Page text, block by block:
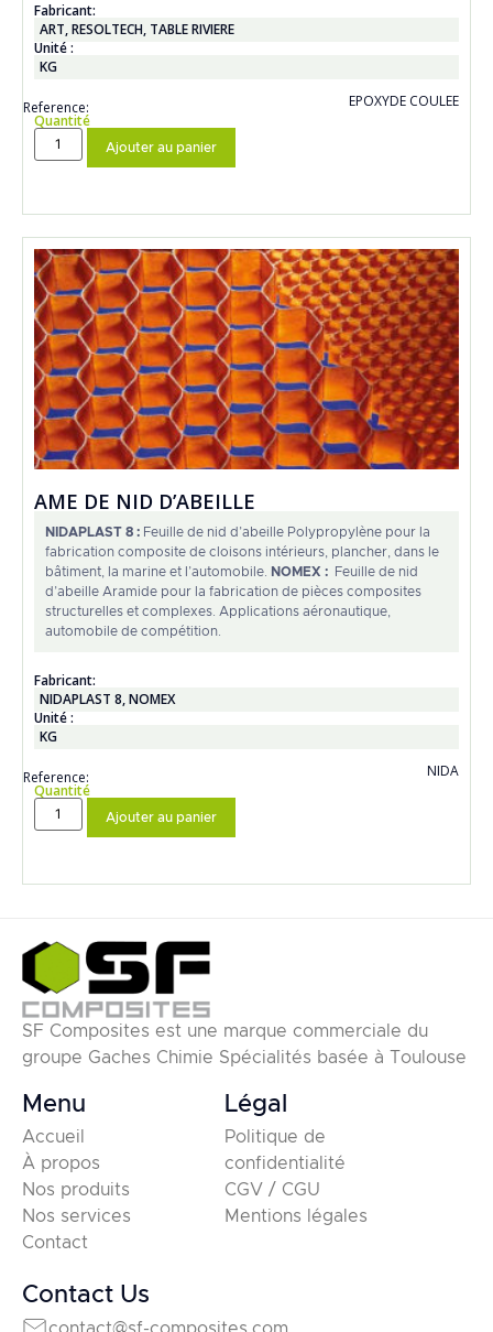
Fabricant:
ART,RESOLTECH, TABLE RIVIERE
Unité :
KG
Reference:
EPOXYDE COULEE
Quantité
Ajouter au panier
AME DE NID D’ABEILLE
NIDAPLAST 8 : Feuille de nid d’abeille Polypropylène pour la
fabrication composite de cloisons intérieurs, plancher, dans le
bâtiment, la marine et l’automobile.
NOMEX :
Feuille de nid
d’abeille Aramide pour la fabrication de pièces composites
structurelles et complexes. Applications aéronautique,
automobile de compétition.
Fabricant:
NIDAPLAST 8,NOMEX
Unité :
KG
Reference:
NIDA
Quantité
Ajouter au panier
SF Composites est une marque commerciale du
groupe Gaches Chimie Spécialités basée à Toulouse
Menu
Accueil
À propos
Nos produits
Nos services
Contact
Légal
Politique de
confidentialité
CGV / CGU
Mentions légales
Contact Us